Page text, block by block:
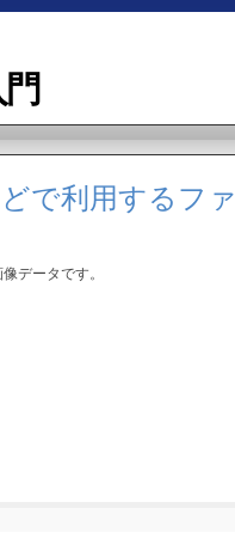
で利用するファ
データです。